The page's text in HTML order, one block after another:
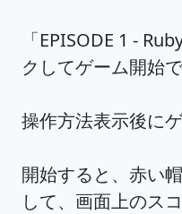
「EPISODE 1 -
クしてゲーム開始で
操作方法表示後に
開始すると、赤い
して、画面上のス